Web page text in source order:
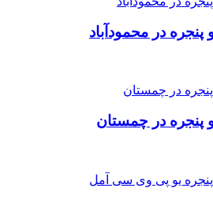
در محمودآباد
در چمستان